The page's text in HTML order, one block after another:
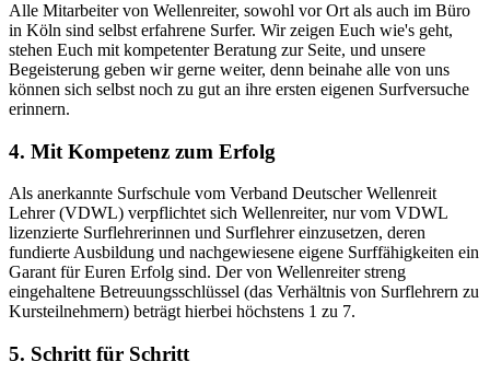
Alle Mitarbeiter von Wellenreiter, sowohl vor Ort als auch im Büro
in Köln sind selbst erfahrene Surfer. Wir zeigen Euch wie's geht,
stehen Euch mit kompetenter Beratung zur Seite, und unsere
Begeisterung geben wir gerne weiter, denn beinahe alle von uns
können sich selbst noch zu gut an ihre ersten eigenen Surfversuche
erinnern.
4. Mit Kompetenz zum Erfolg
Als anerkannte Surfschule vom Verband Deutscher Wellenreit
Lehrer (VDWL) verpflichtet sich Wellenreiter, nur vom VDWL
lizenzierte Surflehrerinnen und Surflehrer einzusetzen, deren
fundierte Ausbildung und nachgewiesene eigene Surffähigkeiten ein
Garant für Euren Erfolg sind. Der von Wellenreiter streng
eingehaltene Betreuungsschlüssel (das Verhältnis von Surflehrern zu
Kursteilnehmern) beträgt hierbei höchstens 1 zu 7.
5. Schritt für Schritt